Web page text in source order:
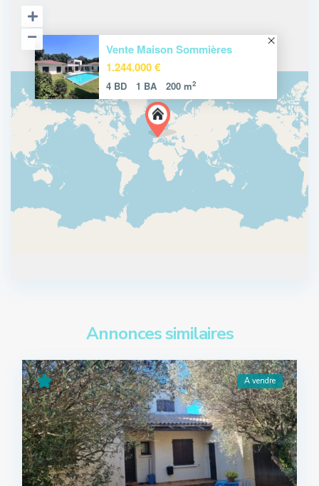
Vente Maison Sommières
1.244.000 €
4 BD 1 BA 200 m2
Annonces similaires
A vendre